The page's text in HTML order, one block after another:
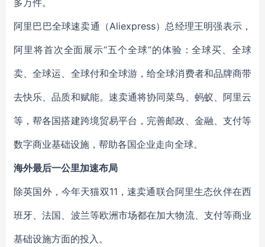
多万件。
阿里巴巴全球速卖通（Aliexpress）总经理王明强表示，
阿里将首次全面展示“五个全球”的体验：全球买、全球
卖、全球运、全球付和全球游，给全球消费者和品牌商带
去快乐、品质和赋能。速卖通将协同菜鸟、蚂蚁、阿里云
等，帮各国搭建跨境贸易平台，完善邮政、金融、支付等
数字商业基础设施，帮助各国企业走向全球。
海外最后一公里加速布局
除英国外，今年天猫双11，速卖通联合阿里生态伙伴在西
班牙、法国、波兰等欧洲市场都在加大物流、支付等商业
基础设施方面的投入。